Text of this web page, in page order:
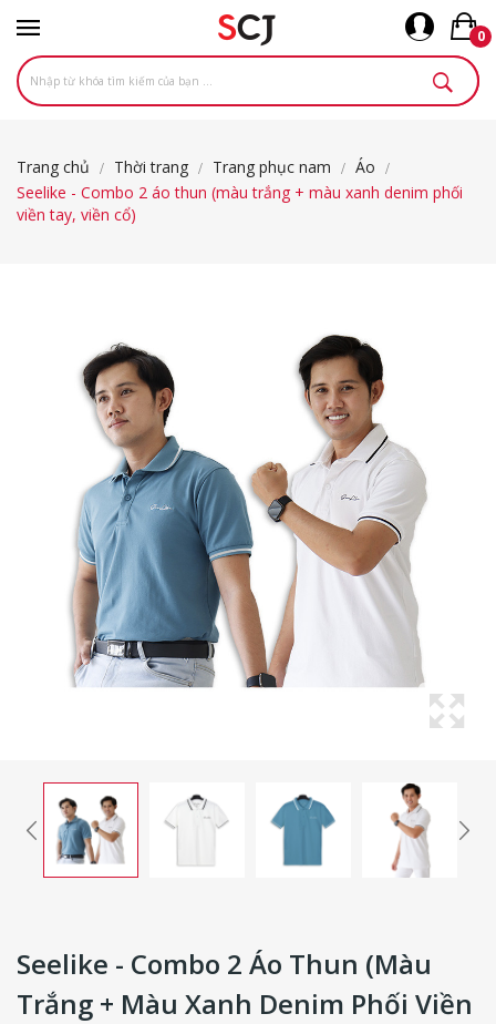
0
Trang chủ Thời trang Trang phục nam
Áo
Seelike - Combo 2 áo thun (màu trắng + màu xanh denim phối
viền tay, viền cổ)
Seelike - Combo 2 Áo Thun (màu
Trắng + Màu Xanh Denim Phối Viền